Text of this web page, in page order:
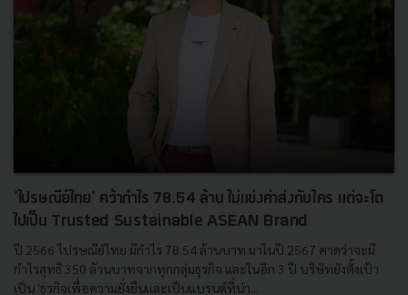
'ไปรษณีย์ไทย' คว้ากำไร 78.54 ล้าน ไม่แข่งค่าส่งกับใคร แต่จะโต
ไปเป็น Trusted Sustainable ASEAN Brand
ปี 2566 ไปรษณีย์ไทย มีกำไร 78.54 ล้านบาท มาในปี 2567 คาดว่าจะมี
กำไรสุทธิ 350 ล้านบาทจากทุกกลุ่มธุรกิจ และในอีก 3 ปี บริษัทยังตั้งเป้า
เป็น 'ธุรกิจเพื่อความยั่งยืนและเป็นแบรนด์ที่น่า...